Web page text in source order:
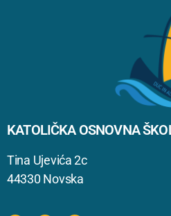
KATOLIČKA OSNOVNA
Tina Ujevića 2c
44330 Novska